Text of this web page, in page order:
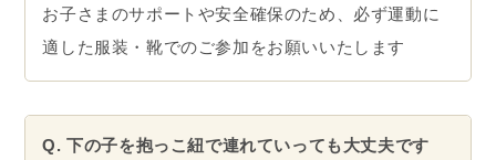
お子さまのサポートや安全確保のため、必ず運動に
適した服装・靴でのご参加をお願いいたします
Q. 下の子を抱っこ紐で連れていっても大丈夫です